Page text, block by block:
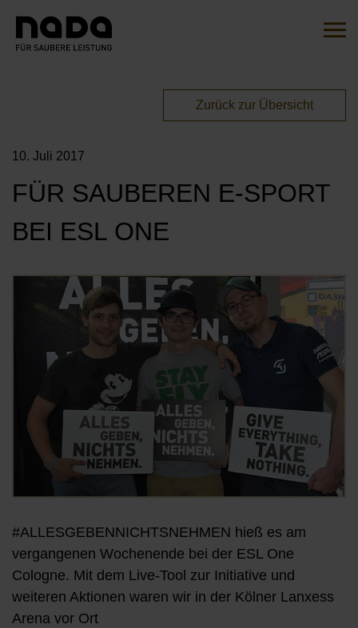
HOME
UNSERE BOTSCHAFTER*INNEN
UNSERE KAMPAGNEN
UNSERE PARTNER*INNEN
MITMACHEN
Zurück zur Übersicht
10. Juli 2017
FÜR SAUBEREN E-SPORT
BEI ESL ONE
#ALLESGEBENNICHTSNEHMEN hieß es am
vergangenen Wochenende bei der ESL One
Cologne. Mit dem Live-Tool zur Initiative und
weiteren Aktionen waren wir in der Kölner Lanxess
Arena vor Ort